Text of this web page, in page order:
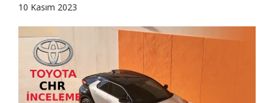
10 Kasım 2023